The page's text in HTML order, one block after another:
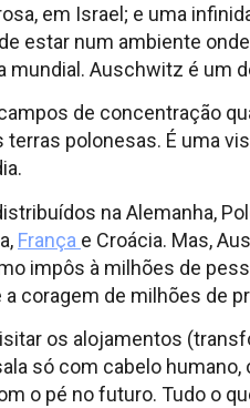
em Israel; e uma
estar num ambiente
Auschwitz é um
de concentração
polonesas. É uma
na Alemanha,
França e Croácia. Mas,
impôs à milhões de
coragem de milhões de
os alojamentos
só com cabelo
o pé no futuro. Tudo o